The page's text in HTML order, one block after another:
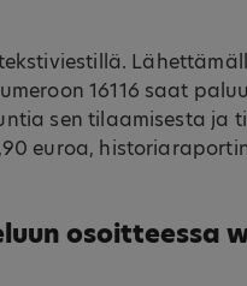
16116 saat
sen tilaamisesta ja
euroa,
osoitteessa